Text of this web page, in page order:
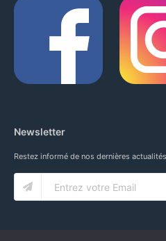
Newsletter
Restez informé de nos dernières